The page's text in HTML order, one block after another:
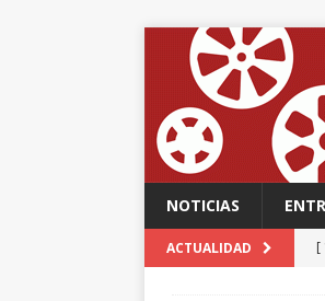
NOTICIAS
ACTUALIDAD [